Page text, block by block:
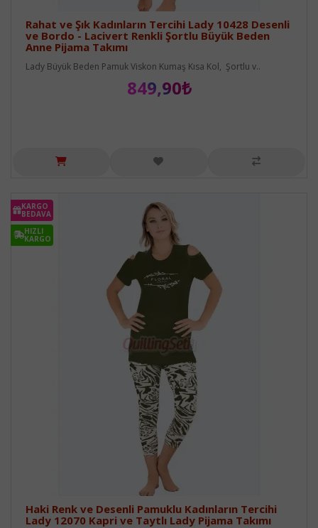
Rahat ve Şık Kadınların Tercihi Lady 10428 Desenli
ve Bordo - Lacivert Renkli Şortlu Büyük Beden
Anne Pijama Takımı
Lady Büyük Beden Pamuk Viskon Kumaş Kısa Kol, Şortlu v..
849,90₺
KARGO
BEDAVA
HIZLI
KARGO
Haki Renk ve Desenli Pamuklu Kadınların Tercihi
Lady 12070 Kapri ve Taytlı Lady Pijama Takımı